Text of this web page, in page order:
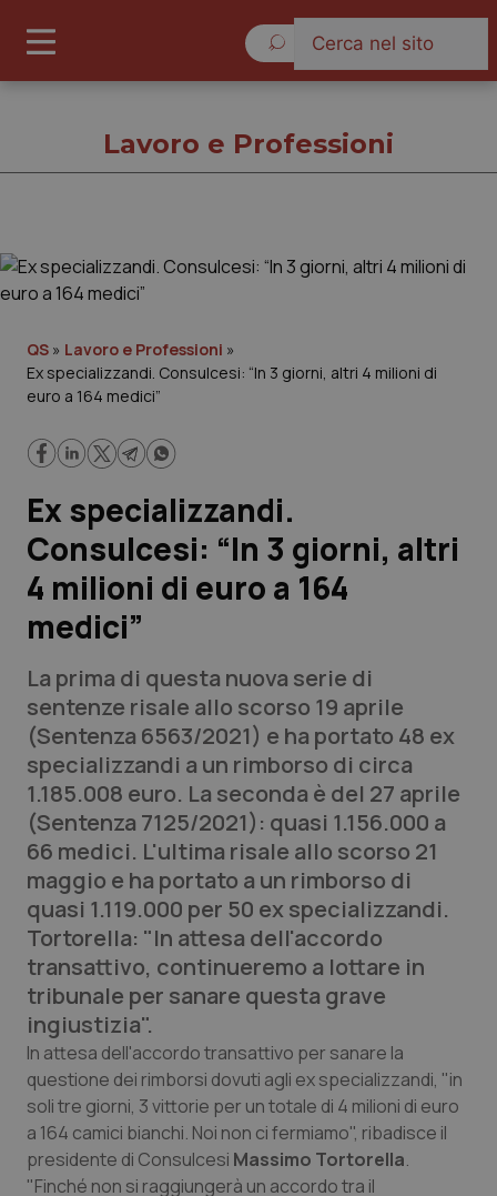
Governo e Parlamento
Regioni e Asl
Lavoro e Professioni
Scienza e Farmaci
Studi e Analisi
Lettere al direttore
Edizioni Regionali
QS Pro
Professionisti Sanitari.AI
Abruzzo
Basilicata
Calabria
Campania
Emilia-Romagna
Friuli Venezia Giulia
QS Pro Gold
Artrite & artrosi
Asma & BPCO
Car-T
Colesterolo & coronaropatie
Dermatite Atopica
QS Club Newsletter
Lavoro e Professioni
QS » Lavoro e Professioni »
Ex specializzandi. Consulcesi: “In 3 giorni, altri 4 milioni di
euro a 164 medici”
Ex specializzandi.
Consulcesi: “In 3 giorni, altri
4 milioni di euro a 164
medici”
La prima di questa nuova serie di
sentenze risale allo scorso 19 aprile
(Sentenza 6563/2021) e ha portato 48 ex
specializzandi a un rimborso di circa
1.185.008 euro. La seconda è del 27 aprile
(Sentenza 7125/2021): quasi 1.156.000 a
66 medici. L'ultima risale allo scorso 21
maggio e ha portato a un rimborso di
quasi 1.119.000 per 50 ex specializzandi.
Tortorella: "In attesa dell'accordo
transattivo, continueremo a lottare in
tribunale per sanare questa grave
ingiustizia".
In attesa dell'accordo transattivo per sanare la
questione dei rimborsi dovuti agli ex specializzandi, "in
soli tre giorni, 3 vittorie per un totale di 4 milioni di euro
a 164 camici bianchi. Noi non ci fermiamo", ribadisce il
presidente di Consulcesi Massimo Tortorella.
"Finché non si raggiungerà un accordo tra il